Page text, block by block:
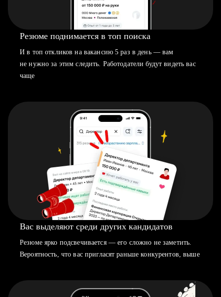
Резюме поднимается в топ поиска
И в топ откликов на вакансию 5 раз в день — вам
не нужно за этим следить. Работодатели будут видеть вас
чаще
Вас выделяют среди других кандидатов
Резюме ярко подсвечивается — его сложно не заметить.
Вероятность, что вас пригласят раньше конкурентов, выше